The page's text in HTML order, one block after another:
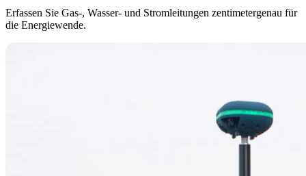
Erfassen Sie Gas-, Wasser- und Stromleitungen zentimetergenau für
die Energiewende.